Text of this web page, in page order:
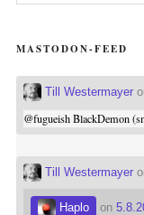
MASTODON-FEED
Till Westermayer
@fugueishBlackDemon
Till Westermayer
Haplo on